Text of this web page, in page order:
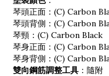
琴頭正面：(C) Carbon
琴頭背側：(C) Carbon
琴頸：(C) Carbon Black
琴身正面：(C) Carbon
琴身背側：(C) Carbon
雙向鋼筋調整工具 ：隨附